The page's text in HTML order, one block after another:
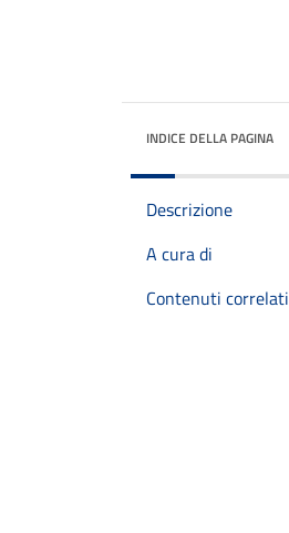
INDICE DELLA PAGINA
Descrizione
A cura di
Contenuti correlati